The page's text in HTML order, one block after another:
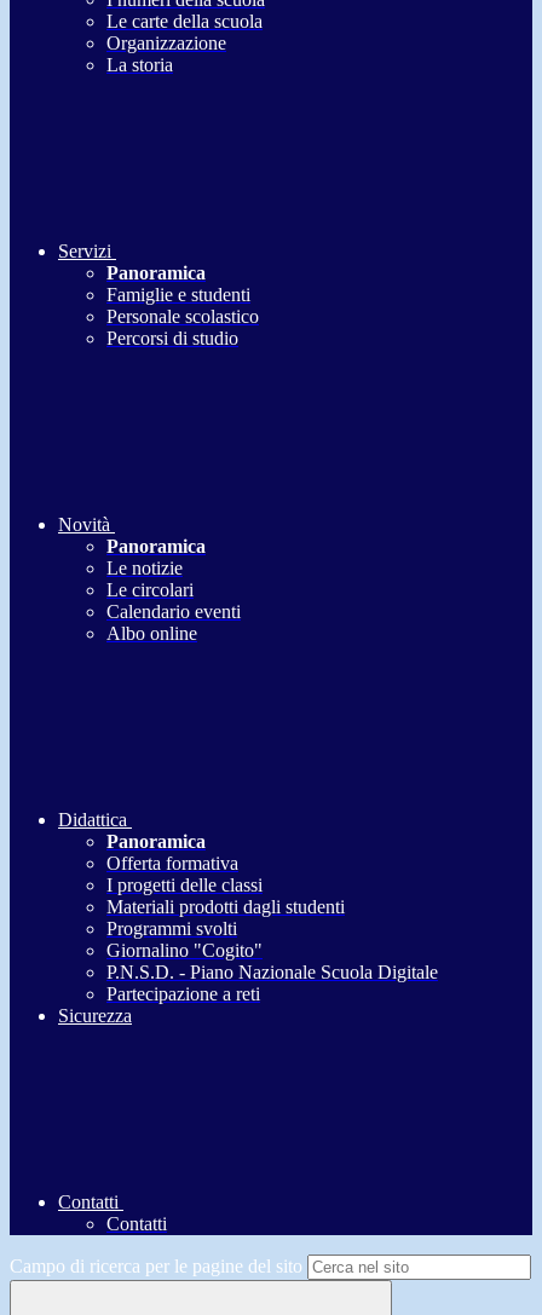
Le carte della scuola
Organizzazione
La storia
Servizi
Panoramica
Famiglie e studenti
Personale scolastico
Percorsi di studio
Novità
Panoramica
Le notizie
Le circolari
Calendario eventi
Albo online
Didattica
Panoramica
Offerta formativa
I progetti delle classi
Materiali prodotti dagli studenti
Programmi svolti
Giornalino "Cogito"
P.N.S.D. - Piano Nazionale Scuola Digitale
Partecipazione a reti
Sicurezza
Contatti
Contatti
Campo di ricerca per le pagine del sito